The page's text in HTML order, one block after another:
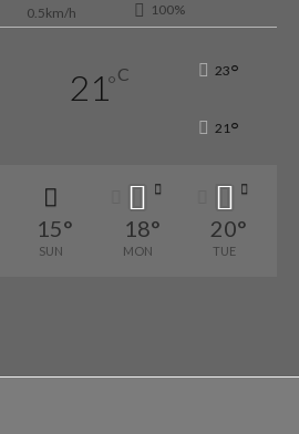
0.5km/h 100%
21°C 23°
21°
15°
SUN
18°
MON
20°
TUE